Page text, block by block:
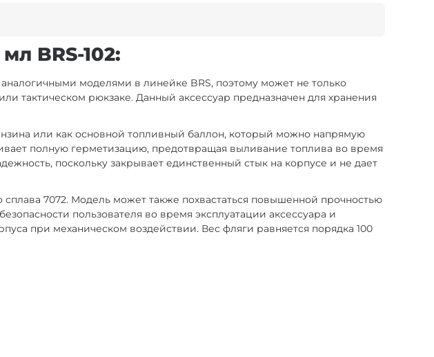
BRS-102:
моделями в линейке BRS, поэтому может не только
тактическом рюкзаке. Данный аксессуар предназначен для хранения
или как основной топливный баллон, который можно напрямую
полную герметизацию, предотвращая выливание топлива во время
поскольку закрывает единственный стык на корпусе и не дает
7072. Модель может также похвастаться повышенной прочностью
пользователя во время эксплуатации аксессуара и
при механическом воздействии. Вес фляги равняется порядка 100